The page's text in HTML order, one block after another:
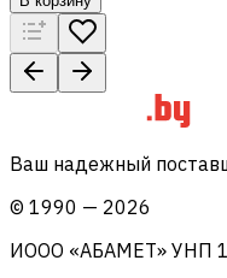
Ваш надежный
© 1990 — 2026
ИООО «АБАМЕТ» УНП